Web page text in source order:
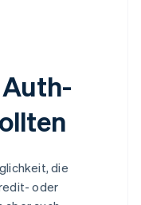
Auth-
die
oder